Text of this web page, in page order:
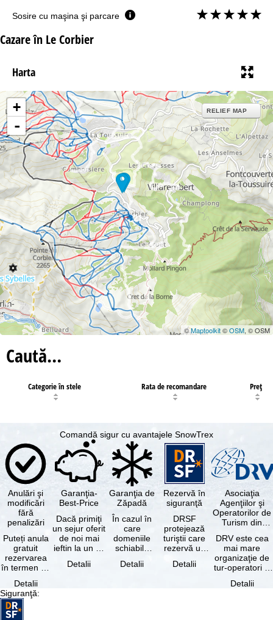
Sosire cu maşina şi parcare
Cazare în Le Corbier
Harta
21
+
-
RELIEF MAP
©Maptoolkit©OSM, © OSM
Caută…
Categorie în stele Rata de recomandare Preţ
Comandă sigur cu avantajele SnowTrex
Anulări şi
modificări
fără
penalizări
Puteți anula
gratuit
rezervarea
în termen de
data
rezervării, …
Detalii
Garanţia-
Best-Price
Dacă primiţi
un sejur oferit
de noi mai
ieftin la un alt
cu aceleaşi …
Detalii
Garanţia de
Zăpadă
În cazul în
care
domeniile
schiabile
skipass-ul
Detalii
Rezervă în
siguranţă
DRSF
protejează
turiştii care
rezervă un
sau servicii
Detalii
Asociaţia
Agenţiilor şi
Operatorilor de
Turism din
DRV este cea
mai mare
organizaţie de
tur-operatori şi
turism din
Detalii
Siguranţă: